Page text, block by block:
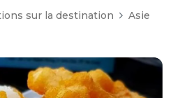
sur la destination
Asie